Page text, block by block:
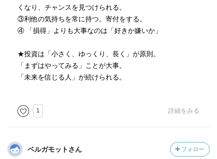
くなり、チャンスを見つけられる。
③利他の気持ちを常に持つ。寄付をする。
④ 「損得」よりも大事なのは「好きか嫌いか」
★投資は「小さく、ゆっくり、長く」が原則。
「まずはやってみる」ことが大事。
「未来を信じる人」が続けられる。
1 詳細をみる
ベルガモットさん フォロー